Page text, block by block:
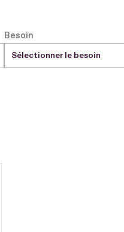
Besoin
Sélectionner le besoin